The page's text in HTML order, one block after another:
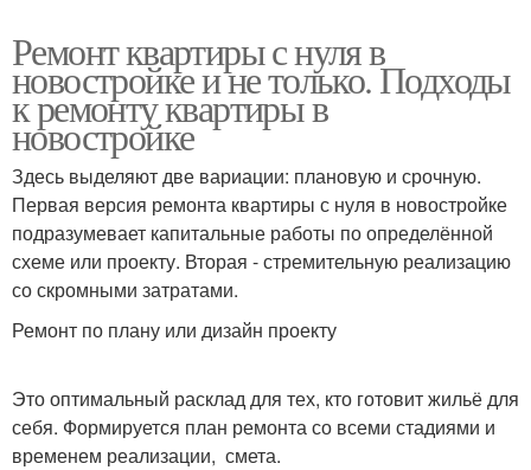
Ремонт квартиры с нуля в
новостройке и не только. Подходы
к ремонту квартиры в
новостройке
Здесь выделяют две вариации: плановую и срочную.
Первая версия ремонта квартиры с нуля в новостройке
подразумевает капитальные работы по определённой
схеме или проекту. Вторая - стремительную реализацию
со скромными затратами.
Ремонт по плану или дизайн проекту
Это оптимальный расклад для тех, кто готовит жильё для
себя. Формируется план ремонта со всеми стадиями и
временем реализации, смета.